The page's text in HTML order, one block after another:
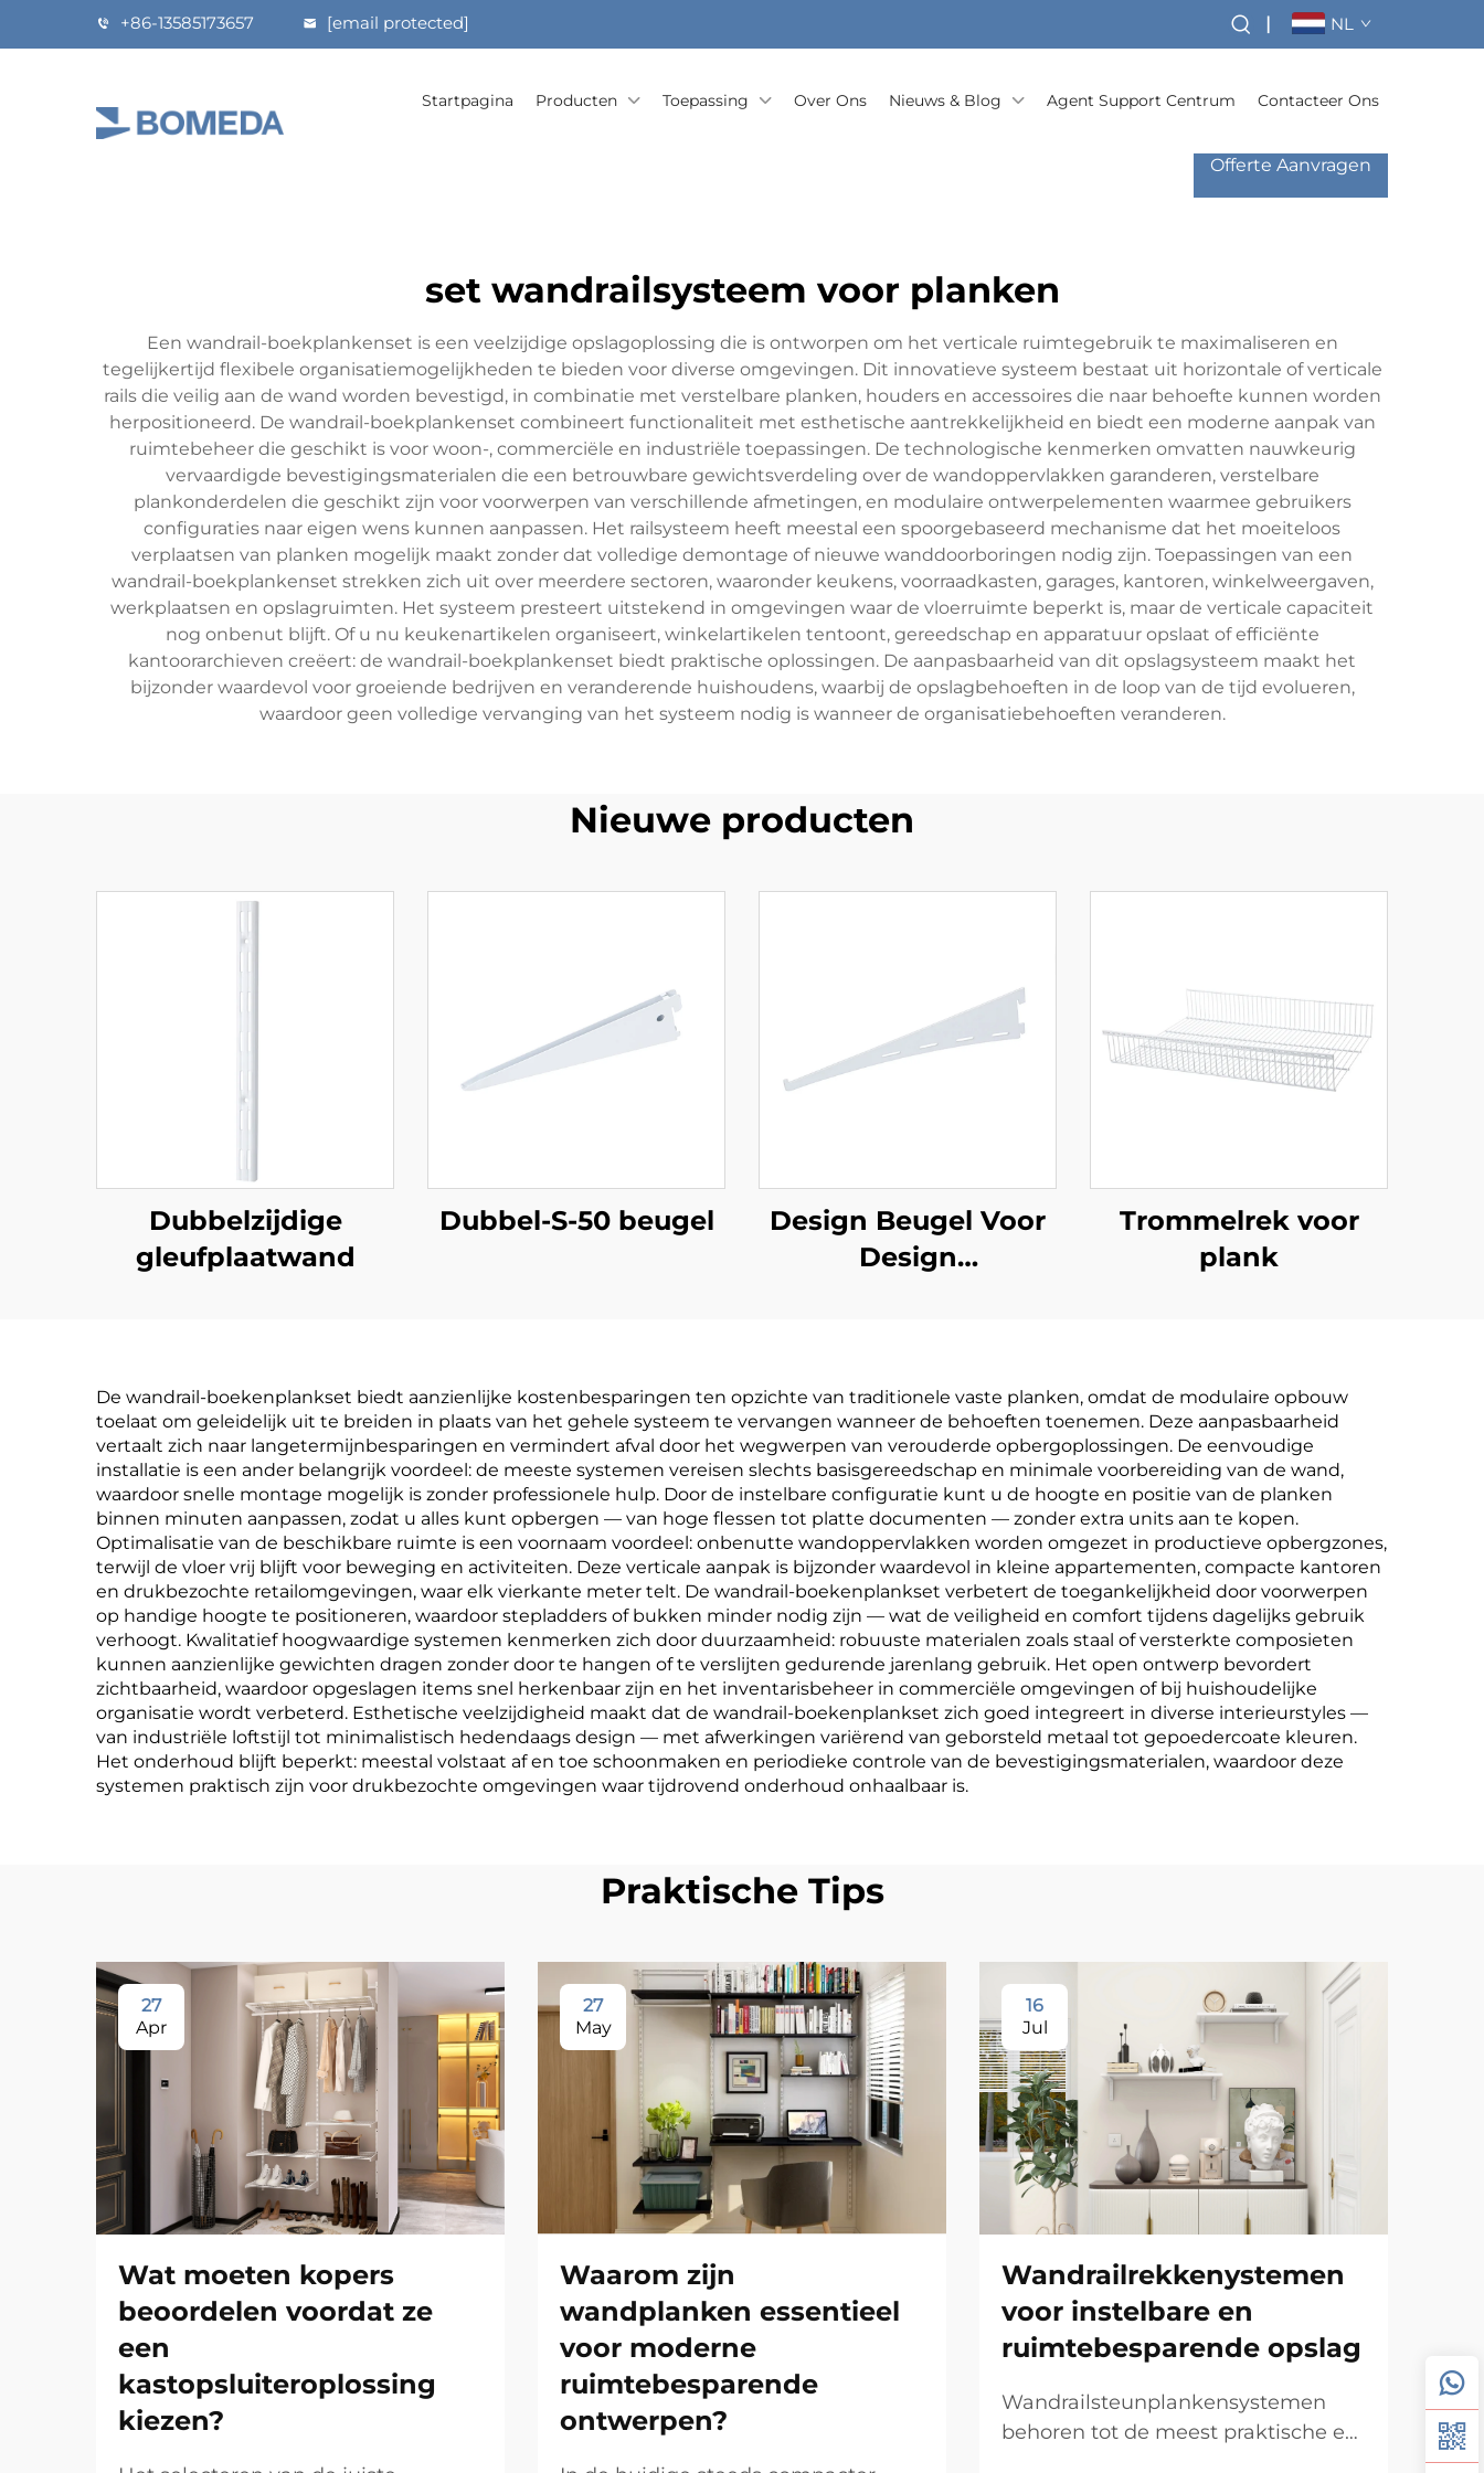
+86-13585173657 [email protected] | NL
Startpagina Producten Toepassing Over Ons Nieuws & Blog Agent Support Centrum Contacteer Ons
Offerte Aanvragen
set wandrailsysteem voor planken
Een wandrail-boekplankenset is een veelzijdige opslagoplossing die is ontworpen om het verticale ruimtegebruik te maximaliseren en
tegelijkertijd flexibele organisatiemogelijkheden te bieden voor diverse omgevingen. Dit innovatieve systeem bestaat uit horizontale of verticale
rails die veilig aan de wand worden bevestigd, in combinatie met verstelbare planken, houders en accessoires die naar behoefte kunnen worden
herpositioneerd. De wandrail-boekplankenset combineert functionaliteit met esthetische aantrekkelijkheid en biedt een moderne aanpak van
ruimtebeheer die geschikt is voor woon-, commerciële en industriële toepassingen. De technologische kenmerken omvatten nauwkeurig
vervaardigde bevestigingsmaterialen die een betrouwbare gewichtsverdeling over de wandoppervlakken garanderen, verstelbare
plankonderdelen die geschikt zijn voor voorwerpen van verschillende afmetingen, en modulaire ontwerpelementen waarmee gebruikers
configuraties naar eigen wens kunnen aanpassen. Het railsysteem heeft meestal een spoorgebaseerd mechanisme dat het moeiteloos
verplaatsen van planken mogelijk maakt zonder dat volledige demontage of nieuwe wanddoorboringen nodig zijn. Toepassingen van een
wandrail-boekplankenset strekken zich uit over meerdere sectoren, waaronder keukens, voorraadkasten, garages, kantoren, winkelweergaven,
werkplaatsen en opslagruimten. Het systeem presteert uitstekend in omgevingen waar de vloerruimte beperkt is, maar de verticale capaciteit
nog onbenut blijft. Of u nu keukenartikelen organiseert, winkelartikelen tentoont, gereedschap en apparatuur opslaat of efficiënte
kantoorarchieven creëert: de wandrail-boekplankenset biedt praktische oplossingen. De aanpasbaarheid van dit opslagsysteem maakt het
bijzonder waardevol voor groeiende bedrijven en veranderende huishoudens, waarbij de opslagbehoeften in de loop van de tijd evolueren,
waardoor geen volledige vervanging van het systeem nodig is wanneer de organisatiebehoeften veranderen.
Nieuwe producten
Dubbelzijdige
gleufplaatwand
Dubbel-S-50 beugel
Design Beugel Voor
Design
Trommelrek voor
plank
De wandrail-boekenplankset biedt aanzienlijke kostenbesparingen ten opzichte van traditionele vaste planken, omdat de modulaire opbouw
toelaat om geleidelijk uit te breiden in plaats van het gehele systeem te vervangen wanneer de behoeften toenemen. Deze aanpasbaarheid
vertaalt zich naar langetermijnbesparingen en vermindert afval door het wegwerpen van verouderde opbergoplossingen. De eenvoudige
installatie is een ander belangrijk voordeel: de meeste systemen vereisen slechts basisgereedschap en minimale voorbereiding van de wand,
waardoor snelle montage mogelijk is zonder professionele hulp. Door de instelbare configuratie kunt u de hoogte en positie van de planken
binnen minuten aanpassen, zodat u alles kunt opbergen — van hoge flessen tot platte documenten — zonder extra units aan te kopen.
Optimalisatie van de beschikbare ruimte is een voornaam voordeel: onbenutte wandoppervlakken worden omgezet in productieve opbergzones,
terwijl de vloer vrij blijft voor beweging en activiteiten. Deze verticale aanpak is bijzonder waardevol in kleine appartementen, compacte kantoren
en drukbezochte retailomgevingen, waar elk vierkante meter telt. De wandrail-boekenplankset verbetert de toegankelijkheid door voorwerpen
op handige hoogte te positioneren, waardoor stepladders of bukken minder nodig zijn — wat de veiligheid en comfort tijdens dagelijks gebruik
verhoogt. Kwalitatief hoogwaardige systemen kenmerken zich door duurzaamheid: robuuste materialen zoals staal of versterkte composieten
kunnen aanzienlijke gewichten dragen zonder door te hangen of te verslijten gedurende jarenlang gebruik. Het open ontwerp bevordert
zichtbaarheid, waardoor opgeslagen items snel herkenbaar zijn en het inventarisbeheer in commerciële omgevingen of bij huishoudelijke
organisatie wordt verbeterd. Esthetische veelzijdigheid maakt dat de wandrail-boekenplankset zich goed integreert in diverse interieurstyles —
van industriële loftstijl tot minimalistisch hedendaags design — met afwerkingen variërend van geborsteld metaal tot gepoedercoate kleuren.
Het onderhoud blijft beperkt: meestal volstaat af en toe schoonmaken en periodieke controle van de bevestigingsmaterialen, waardoor deze
systemen praktisch zijn voor drukbezochte omgevingen waar tijdrovend onderhoud onhaalbaar is.
Praktische Tips
27
Apr
Wat moeten kopers
beoordelen voordat ze
een
kastopsluiteroplossing
kiezen?
27
May
Waarom zijn
wandplanken essentieel
voor moderne
ruimtebesparende
ontwerpen?
16
Jul
Wandrailrekkenystemen
voor instelbare en
ruimtebesparende opslag
Wandrailsteunplankensystemen
behoren tot de meest praktische en